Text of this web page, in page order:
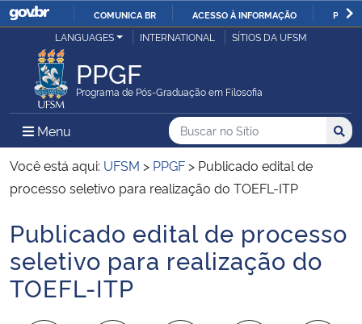
IR
COMUNICA BR ACESSO À INFORMAÇÃO
Ministério da Justiça e Segurança Pública
Ministério da Defesa
Ministério das Relações Exteriores
Ministério da Infraestrutura
Ministério da Agricultura, Pecuária e Abastecimento
LANGUAGES INTERNATIONAL SÍTIOS DA UFSM
PPGF
Programa de Pós-Graduação em Filosofia
Menu Menu Principal do Sítio
Busca
Buscar no no Sítio
Busca:
Você está aqui: UFSM > PPGF > Publicado edital de
processo seletivo para realização do TOEFL-ITP
Início do conteúdo
Publicado edital de processo
seletivo para realização do
TOEFL-ITP